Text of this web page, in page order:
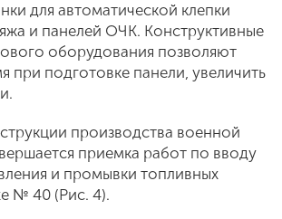
для автоматической клепки
и панелей ОЧК. Конструктивные
оборудования позволяют
при подготовке панели, увеличить
производства военной
приемка работ по вводу
и промывки топливных
№ 40 (Рис. 4).